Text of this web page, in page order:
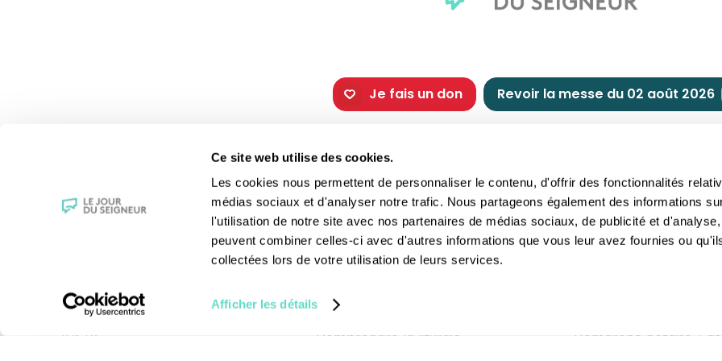
Ce site web utilise des cookies.
Les cookies nous permettent de personnaliser le contenu, d'offrir des fonctionnalités
médias sociaux et d'analyser notre trafic. Nous partageons également des informations
l'utilisation de notre site avec nos partenaires de médias sociaux, de publicité et
peuvent combiner celles-ci avec d'autres informations que vous leur avez fournies ou
collectées lors de votre utilisation de leurs services.
Afficher les détails
Je fais un don Revoir la messe du 02 août 2026
La messe
Magazine Le Jour du Seigneur
Générations Laudato Si’
Agenda Culturel
JDS.tv
Les fêtes chrétiennes
Les saints du jour
La Bible
Les sacrements
Le patrimoine religieux
Les recettes et traditions
Comprendre la liturgie
Comment nous
Faire un don
Réduction d’impôt
Philanthropie
Démarche notaire /